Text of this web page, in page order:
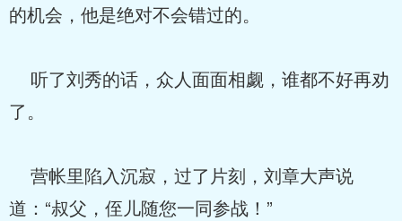
的机会，他是绝对不会错过的。
听了刘秀的话，众人面面相觑，谁都不好再劝
了。
营帐里陷入沉寂，过了片刻，刘章大声说
道：“叔父，侄儿随您一同参战！”